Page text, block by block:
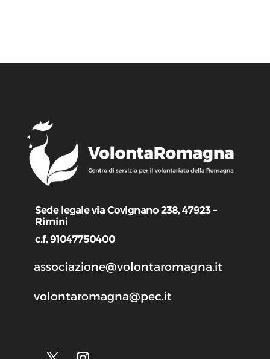
Sede legale via Covignano 238, 47923 –
Rimini
c.f. 91047750400
associazione@volontaromagna.it
volontaromagna@pec.it